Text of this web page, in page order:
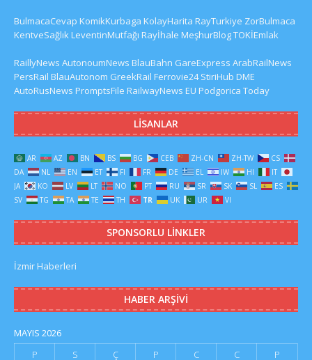
BulmacaCevap KomikKurbaga KolayHarita RayTurkiye ZorBulmaca
KentveSağlıkLeventinMutfağı Rayİhale MeşhurBlogTOKİEmlak
RaillyNews AutonoumNews BlauBahn GareExpress ArabRailNews
PersRail BlauAutonom GreekRail Ferrovie24 StiriHub DME
AutoRusNews PromptsFile RailwayNews EU Podgorica Today
LISANLAR
AR AZ BN BS BG CEB ZH-CN ZH-TW
CS
DA
NL EN ET FI FR DE EL IW HI
IT
JA
KO LV LT NO PT RU SR SK SL
ES
SV
TG TA TE TH TR UK UR VI
SPONSORLU LINKLER
İzmir Haberleri
HABER ARŞIVI
MAYIS 2026
P
S Ç P C C P